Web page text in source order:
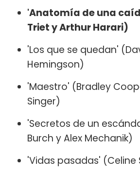
'Anatomía de una
Triet y Arthur Harari)
'Los que se quedan'
Hemingson)
'Maestro' (Bradley
Singer)
'Secretos de un
Burch y Alex Mechanik)
'Vidas pasadas' (Celine